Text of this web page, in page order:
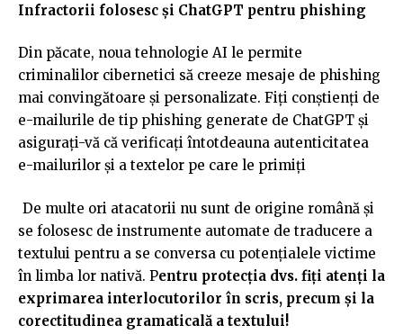
Infractorii folosesc și ChatGPT pentru phishing
Din păcate, noua tehnologie AI le permite
criminalilor cibernetici să creeze mesaje de phishing
mai convingătoare și personalizate. Fiți conștienți de
e-mailurile de tip phishing generate de ChatGPT și
asigurați-vă că verificați întotdeauna autenticitatea
e-mailurilor și a textelor pe care le primiți
De multe ori atacatorii nu sunt de origine română și
se folosesc de instrumente automate de traducere a
textului pentru a se conversa cu potențialele victime
în limba lor nativă. Pentru protecția dvs. fiți atenți la
exprimarea interlocutorilor în scris, precum și la
corectitudinea gramaticală a textului!